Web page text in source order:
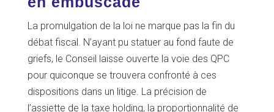
La promulgation de la loi ne marque pas la fin du
débat fiscal. N’ayant pu statuer au fond faute de
griefs, le Conseil laisse ouverte la voie des QPC
pour quiconque se trouvera confronté à ces
dispositions dans un litige. La précision de
l’assiette de la taxe holding, la proportionnalité de